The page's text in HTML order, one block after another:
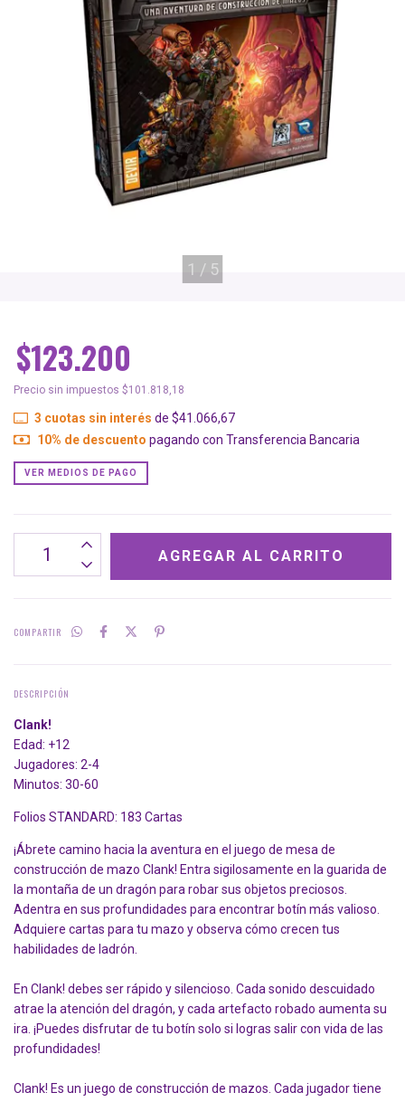
1 / 5
$123.200
Precio sin impuestos $101.818,18
3 cuotas sin interés de $41.066,67
10% de descuento pagando con Transferencia Bancaria
VER MEDIOS DE PAGO
COMPARTIR
DESCRIPCIÓN
Clank!
Edad: +12
Jugadores: 2-4
Minutos: 30-60
Folios STANDARD: 183 Cartas
¡Ábrete camino hacia la aventura en el juego de mesa de
construcción de mazo Clank! Entra sigilosamente en la guarida de
la montaña de un dragón para robar sus objetos preciosos.
Adentra en sus profundidades para encontrar botín más valioso.
Adquiere cartas para tu mazo y observa cómo crecen tus
habilidades de ladrón.
En Clank! debes ser rápido y silencioso. Cada sonido descuidado
atrae la atención del dragón, y cada artefacto robado aumenta su
ira. ¡Puedes disfrutar de tu botín solo si logras salir con vida de las
profundidades!
Clank! Es un juego de construcción de mazos. Cada jugador tiene